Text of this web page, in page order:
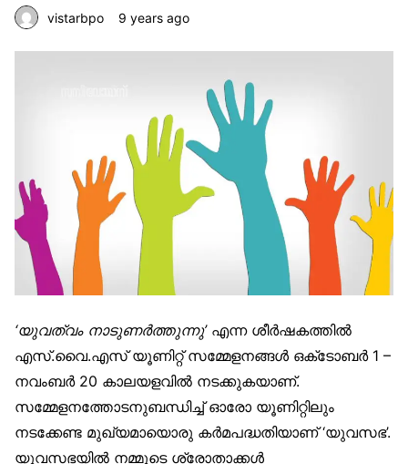
vistarbpo 9 years ago
‘യുവത്വം നാടുണർത്തുന്നു’എന്ന ശീർഷകത്തിൽ
എസ്.വൈ.എസ് യൂണിറ്റ് സമ്മേളനങ്ങൾ ഒക്‌ടോബർ 1 –
നവംബർ 20 കാലയളവിൽ നടക്കുകയാണ്.
സമ്മേളനത്തോടനുബന്ധിച്ച് ഓരോ യൂണിറ്റിലും
നടക്കേണ്ട മുഖ്യമായൊരു കർമപദ്ധതിയാണ് ‘യുവസഭ’.
യുവസഭയിൽ നമ്മുടെ ശ്രോതാക്കൾ